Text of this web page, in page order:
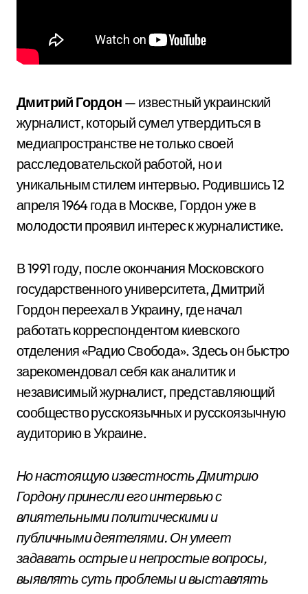
Дмитрий Гордон — известный украинский
журналист, который сумел утвердиться в
медиапространстве не только своей
расследовательской работой, но и
уникальным стилем интервью. Родившись 12
апреля 1964 года в Москве, Гордон уже в
молодости проявил интерес к журналистике.
В 1991 году, после окончания Московского
государственного университета, Дмитрий
Гордон переехал в Украину, где начал
работать корреспондентом киевского
отделения «Радио Свобода». Здесь он быстро
зарекомендовал себя как аналитик и
независимый журналист, представляющий
сообщество русскоязычных и русскоязычную
аудиторию в Украине.
Но настоящую известность Дмитрию
Гордону принесли его интервью с
влиятельными политическими и
публичными деятелями. Он умеет
задавать острые и непростые вопросы,
выявлять суть проблемы и выставлять